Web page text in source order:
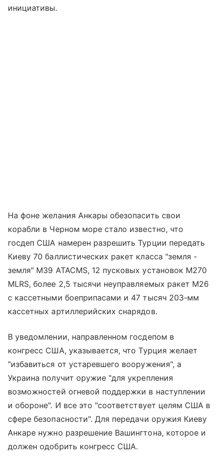
инициативы.
На фоне желания Анкары обезопасить свои
корабли в Черном море стало известно, что
госдеп США намерен разрешить Турции передать
Киеву 70 баллистических ракет класса "земля -
земля" M39 ATACMS, 12 пусковых установок M270
MLRS, более 2,5 тысячи неуправляемых ракет M26
с кассетными боеприпасами и 47 тысяч 203-мм
кассетных артиллерийских снарядов.
В уведомлении, направленном госдепом в
конгресс США, указывается, что Турция желает
"избавиться от устаревшего вооружения", а
Украина получит оружие "для укрепления
возможностей огневой поддержки в наступлении
и обороне". И все это "соответствует целям США в
сфере безопасности". Для передачи оружия Киеву
Анкаре нужно разрешение Вашингтона, которое и
должен одобрить конгресс США.